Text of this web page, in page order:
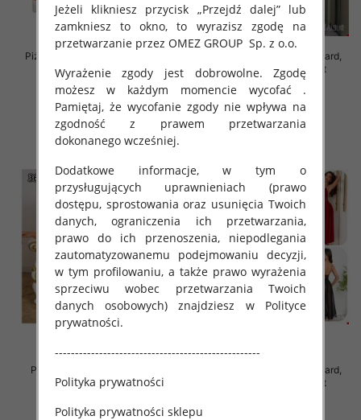
Piżama damska Roz M/L/XL, Mix
kolor Paczka 12 szt
26.00 zł
szczegóły
Piżama damska Roz Standard,
Mix kolor Paczka 12 szt
37.00 zł
szczegóły
Piżama damska Roz Standard,
Mix kolor Paczka 12 szt
37.00 zł
Piżama damska Roz Standard,
Mix kolor Paczka 12 szt
Jeżeli klikniesz przycisk „Przejdź dalej” lub
zamkniesz to okno, to wyrazisz zgodę na
przetwarzanie przez OMEZ GROUP Sp. z o.o.
Wyrażenie zgody jest dobrowolne. Zgodę
możesz w każdym momencie wycofać .
Pamiętaj, że wycofanie zgody nie wpływa na
zgodność z prawem przetwarzania
dokonanego wcześniej.
Dodatkowe informacje, w tym o
przysługujących uprawnieniach (prawo
dostępu, sprostowania oraz usunięcia Twoich
danych, ograniczenia ich przetwarzania,
prawo do ich przenoszenia, niepodlegania
zautomatyzowanemu podejmowaniu decyzji,
w tym profilowaniu, a także prawo wyrażenia
sprzeciwu wobec przetwarzania Twoich
danych osobowych) znajdziesz w Polityce
prywatności.
---------------------------------------------------
Polityka prywatności
Polityka prywatności sklepu